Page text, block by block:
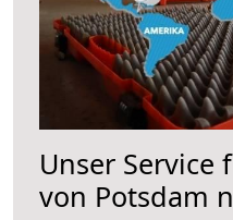
Unser
von Potsdam